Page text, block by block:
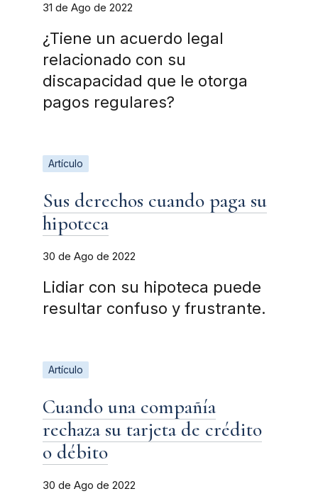
31 de Ago de 2022
¿Tiene un acuerdo legal
relacionado con su
discapacidad que le otorga
pagos regulares?
Artículo
Sus derechos cuando paga su
hipoteca
30 de Ago de 2022
Lidiar con su hipoteca puede
resultar confuso y frustrante.
Artículo
Cuando una compañía
rechaza su tarjeta de crédito
o débito
30 de Ago de 2022